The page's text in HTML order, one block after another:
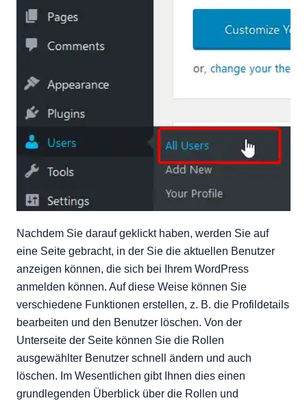
Nachdem Sie darauf geklickt haben, werden Sie auf
eine Seite gebracht, in der Sie die aktuellen Benutzer
anzeigen können, die sich bei Ihrem WordPress
anmelden können. Auf diese Weise können Sie
verschiedene Funktionen erstellen, z. B. die Profildetails
bearbeiten und den Benutzer löschen. Von der
Unterseite der Seite können Sie die Rollen
ausgewählter Benutzer schnell ändern und auch
löschen. Im Wesentlichen gibt Ihnen dies einen
grundlegenden Überblick über die Rollen und